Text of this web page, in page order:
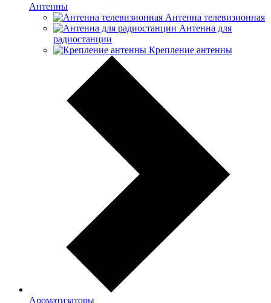
Антенны
Антенна телевизионная
Антенна для
радиостанции
Крепление антенны
Ароматизаторы